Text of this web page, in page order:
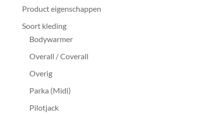
Product eigenschappen
Soort kleding
Bodywarmer
Overall / Coverall
Overig
Parka (Midi)
Pilotjack